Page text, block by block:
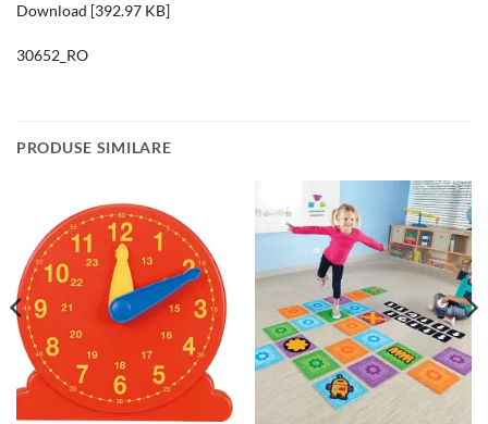
Download [392.97 KB]
30652_RO
PRODUSE SIMILARE